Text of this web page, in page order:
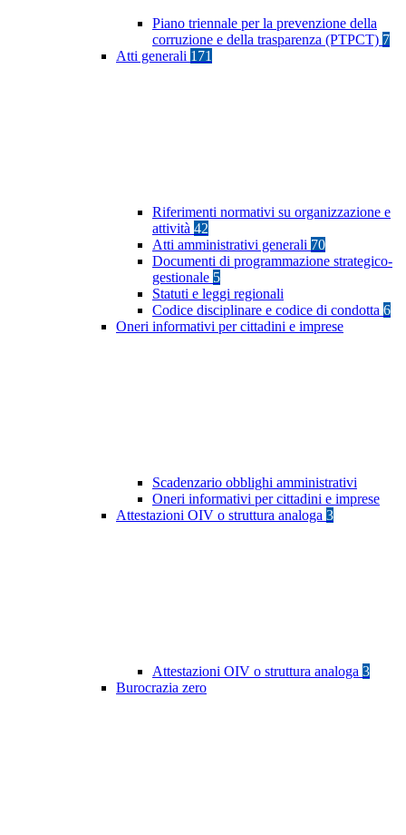
Piano triennale per la prevenzione della
corruzione e della trasparenza (PTPCT) 7
Atti generali 171
Riferimenti normativi su organizzazione e
attività 42
Atti amministrativi generali 70
Documenti di programmazione strategico-
gestionale 5
Statuti e leggi regionali
Codice disciplinare e codice di condotta 6
Oneri informativi per cittadini e imprese
Scadenzario obblighi amministrativi
Oneri informativi per cittadini e imprese
Attestazioni OIV o struttura analoga 3
Attestazioni OIV o struttura analoga 3
Burocrazia zero